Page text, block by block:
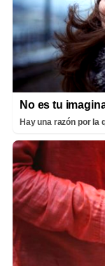
No es tu
Hay una razón por la